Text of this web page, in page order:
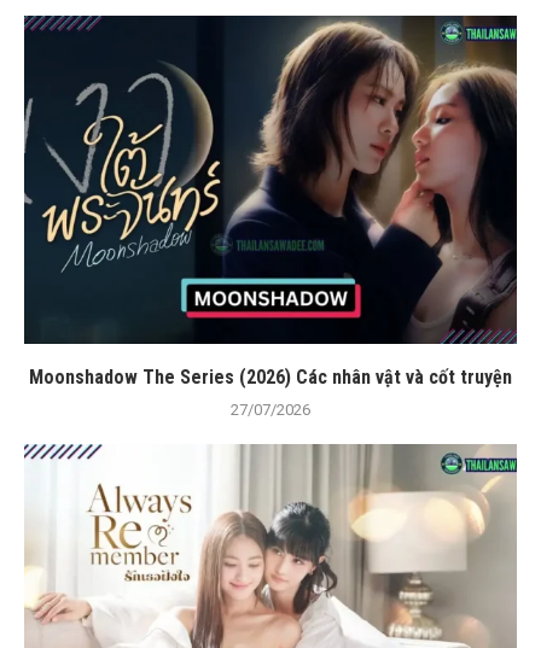
Moonshadow The Series (2026) Các nhân vật và cốt truyện
27/07/2026